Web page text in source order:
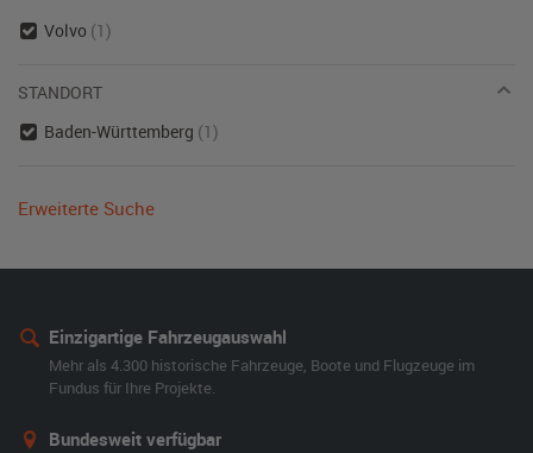
Volvo (1)
STANDORT
Baden-Württemberg (1)
Erweiterte Suche
Einzigartige Fahrzeugauswahl
Mehr als 4.300 historische Fahrzeuge, Boote und Flugzeuge im
Fundus für Ihre Projekte.
Bundesweit verfügbar